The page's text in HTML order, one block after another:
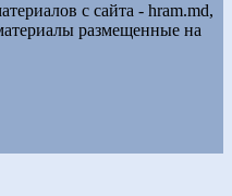
с сайта - hram.md,
размещенные на